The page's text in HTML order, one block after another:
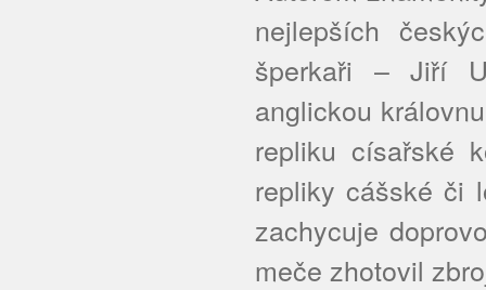
nejlepších
šperkaři – Jiří
anglickou
repliku císařské
repliky cášské či
zachycuje
meče zhotovil